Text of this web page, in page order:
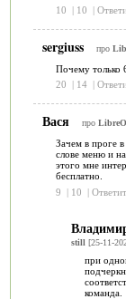
10
| 10 |
sergiuss про
Почему только
20
| 14 |
Вася про
Зачем в проге
слове меню и
этого мне
бесплатно.
9
| 10 |
still [25-11-
при
команда.